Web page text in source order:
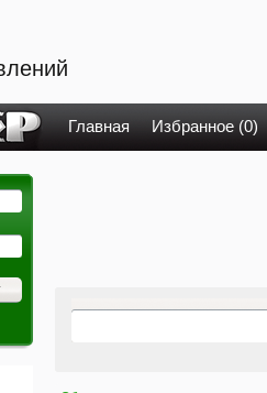
Главная Избранное (0)